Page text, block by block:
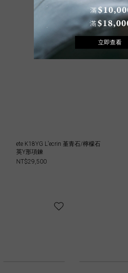
ete K18YG L'ecrin 堇青石/檸檬石
英Y形項鍊
NT$29,500